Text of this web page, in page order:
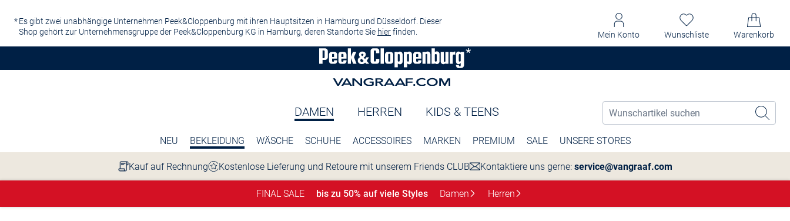
Es gibt zwei unabhängige Unternehmen Peek&Cloppenburg mit ihren Hauptsitzen in Hamburg und Düsseldorf. Dieser
Shop gehört zur Unternehmensgruppe der Peek&Cloppenburg KG in Hamburg, deren Standorte Sie hierfinden. Mein Konto Wunschliste Warenkorb
DAMEN HERREN KIDS & TEENS
NEU BEKLEIDUNG WÄSCHE SCHUHE ACCESSOIRES MARKEN PREMIUM SALE UNSERE STORES
Kauf auf Rechnung Kostenlose Lieferung und Retoure mit unserem Friends CLUB Kontaktiere uns gerne: service@vangraaf.com
FINAL SALE bis zu 50% auf viele Styles Damen Herren